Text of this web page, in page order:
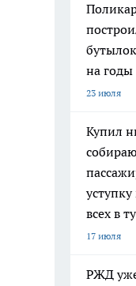
на годы
23 июля
Купил
всех в
17 июля
РЖД